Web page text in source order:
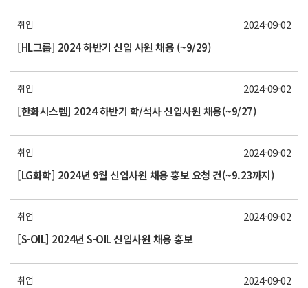
취업
[HL그룹] 2024 하반기 신입 사원 채용 (~9/29)
2024-09-02
취업
[한화시스템] 2024 하반기 학/석사 신입사원 채용(~9/27)
2024-09-02
취업
[LG화학] 2024년 9월 신입사원 채용 홍보 요청 건(~9.23까지)
2024-09-02
취업
[S-OIL] 2024년 S-OIL 신입사원 채용 홍보
2024-09-02
취업 2024-09-02